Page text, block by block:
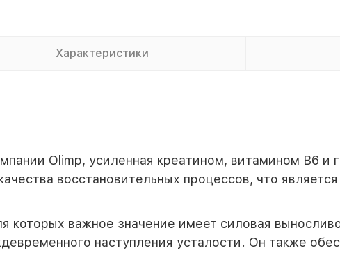
Характеристики
Olimp, усиленная креатином, витамином В6 и
восстановительных процессов, что
которых важное значение имеет силовая
наступления усталости. Он также